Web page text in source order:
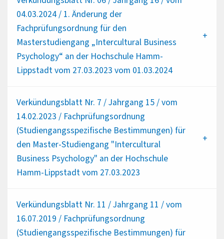
04.03.2024 / 1. Änderung der
Fachprüfungsordnung für den
Masterstudiengang „Intercultural Business
Psychology“ an der Hochschule Hamm-
Lippstadt vom 27.03.2023 vom 01.03.2024
Verkündungsblatt Nr. 7 / Jahrgang 15 / vom
14.02.2023 / Fachprüfungsordnung
(Studiengangsspezifische Bestimmungen) für
den Master-Studiengang "Intercultural
Business Psychology" an der Hochschule
Hamm-Lippstadt vom 27.03.2023
Verkündungsblatt Nr. 11 / Jahrgang 11 / vom
16.07.2019 / Fachprüfungsordnung
(Studiengangsspezifische Bestimmungen) für